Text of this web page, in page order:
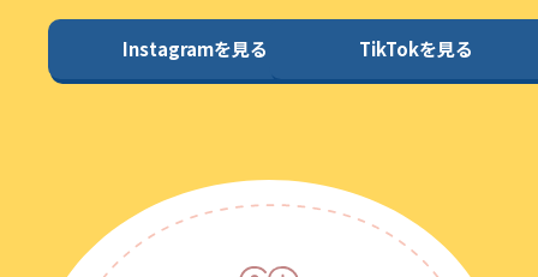
Instagramを見る TikTokを見る